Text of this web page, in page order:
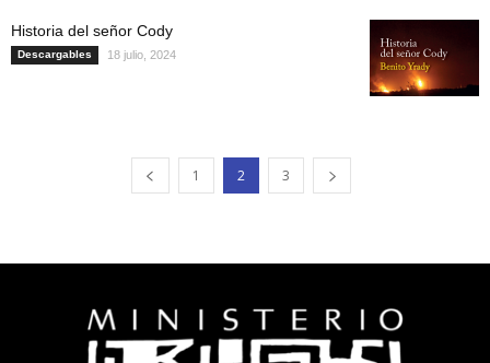
Historia del señor Cody
Descargables 18 julio, 2024
1 2 3